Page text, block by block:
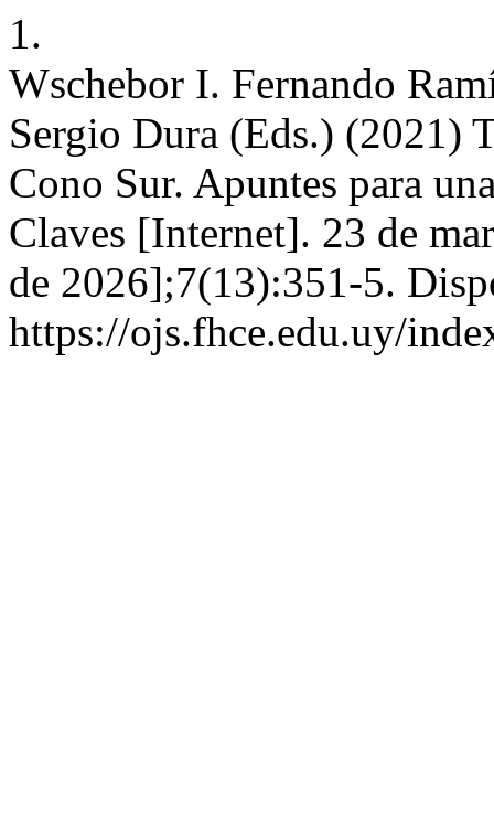
1.
Wschebor I. Fernando
Sergio Dura (Eds.) (2021)
Cono Sur. Apuntes para
Claves [Internet]. 23 de
de 2026];7(13):351-5.
https://ojs.fhce.edu.uy/